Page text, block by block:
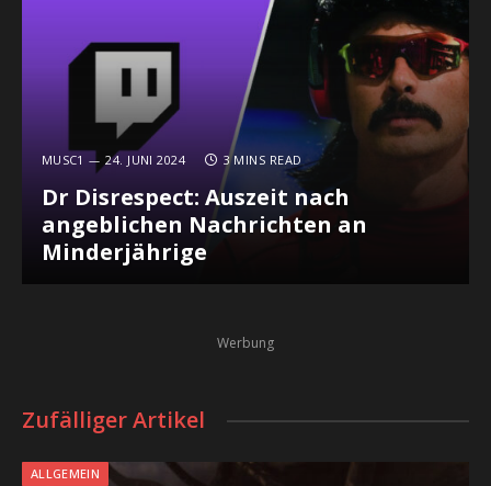
MUSC1 24. JUNI 2024 3 MINS READ
Dr Disrespect: Auszeit nach
angeblichen Nachrichten an
Minderjährige
Werbung
Zufälliger Artikel
ALLGEMEIN